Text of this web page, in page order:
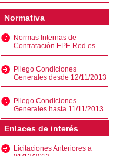
Normativa
Normas Internas de
Contratación EPE Red.es
Pliego Condiciones
Generales desde 12/11/2013
Pliego Condiciones
Generales hasta 11/11/2013
Enlaces de interés
Licitaciones Anteriores a